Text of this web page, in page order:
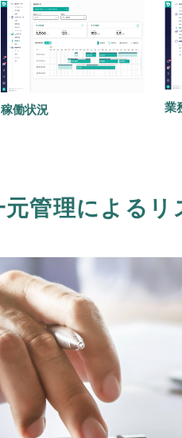
稼働状況 業
元管理による